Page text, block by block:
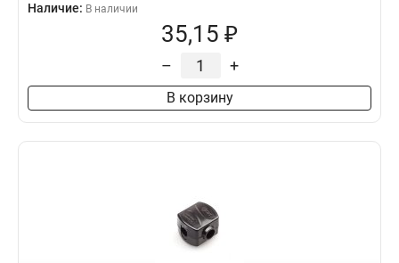
Наличие: В наличии
35,15 ₽
– +
В корзину